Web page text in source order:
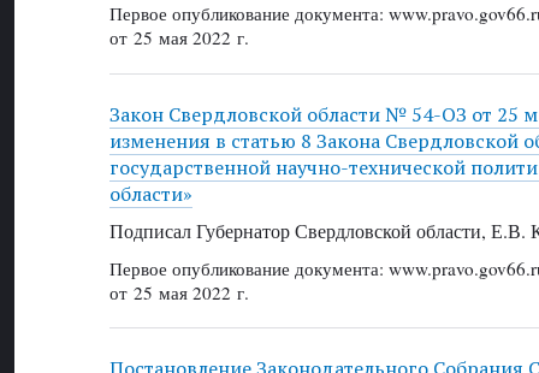
Первое опубликование документа:
от 25 мая 2022 г.
Закон Свердловской области № 54-ОЗ от 25
изменения в статью 8 Закона Свердловской
государственной научно-технической
области»
Подписал Губернатор Свердловской области, Е.В.
Первое опубликование документа:
от 25 мая 2022 г.